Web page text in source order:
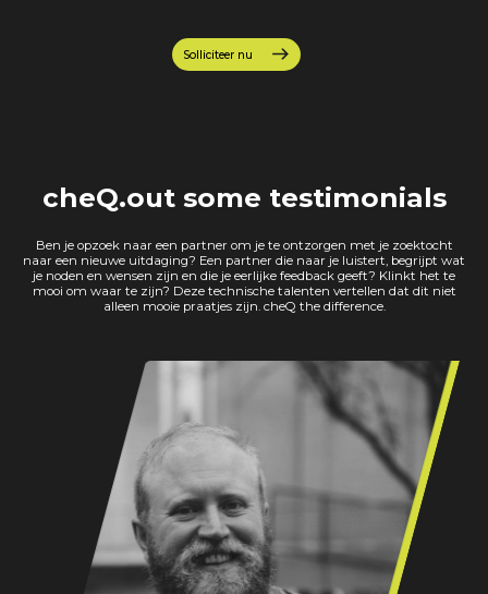
Solliciteer nu
cheQ.out some testimonials
Ben je opzoek naar een partner om je te ontzorgen met je zoektocht
naar een nieuwe uitdaging? Een partner die naar je luistert, begrijpt wat
je noden en wensen zijn en die je eerlijke feedback geeft? Klinkt het te
mooi om waar te zijn? Deze technische talenten vertellen dat dit niet
alleen mooie praatjes zijn. cheQ the difference.